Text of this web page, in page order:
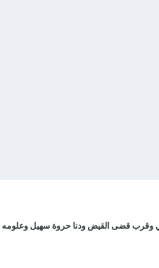
قضى القيض ودنا حروة سهيل وعلومه